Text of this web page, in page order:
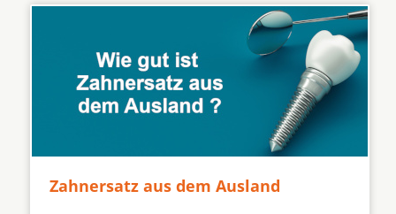
Zahnersatz aus dem Ausland